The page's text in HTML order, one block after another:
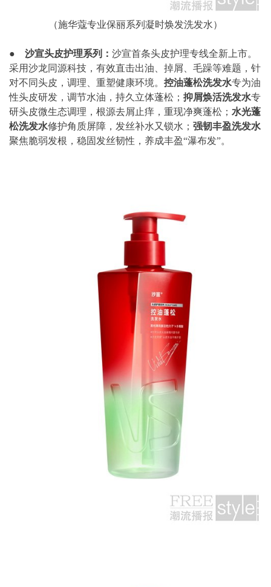
（施华蔻专业保丽系列凝时焕发洗发水）
● 沙宣头皮护理系列： 沙宣首条头皮护理专线全新上市。
采用沙龙同源科技，有效直击出油、掉屑、毛躁等难题，针
对不同头皮，调理、重塑健康环境。 控油蓬松洗发水专为油
性头皮研发，调节水油，持久立体蓬松； 抑屑焕活洗发水专
研头皮微生态调理，根源去屑止痒，重现净爽蓬松； 水光蓬
松洗发水修护角质屏障，发丝补水又锁水； 强韧丰盈洗发水
聚焦脆弱发根，稳固发丝韧性，养成丰盈“瀑布发”。